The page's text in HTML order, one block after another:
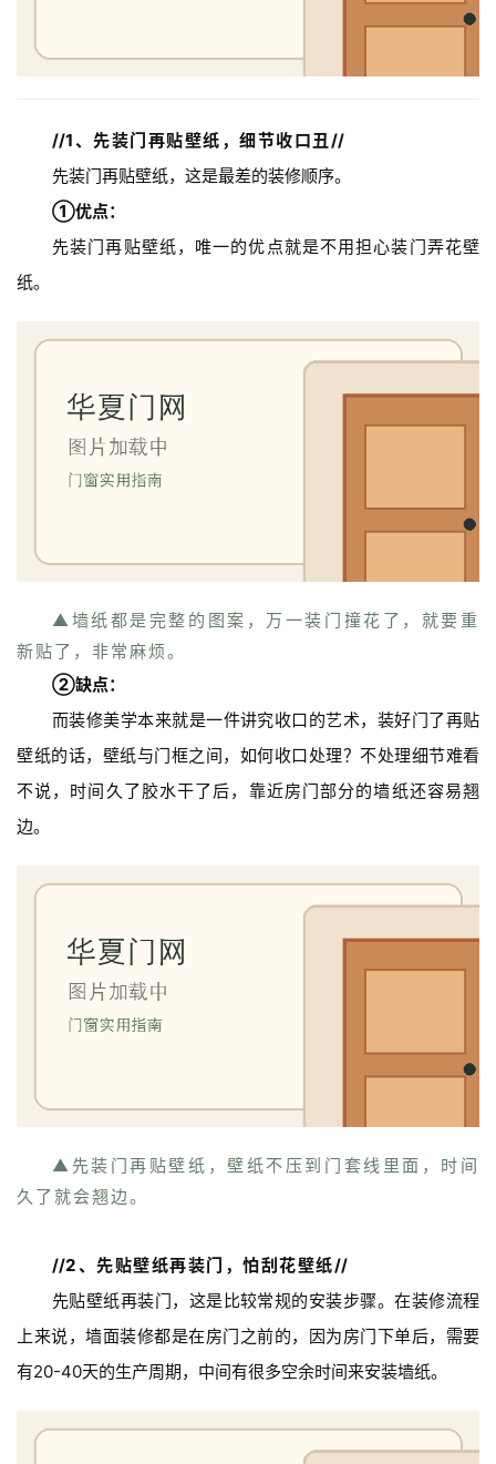
//1、先装门再贴壁纸，细节收口丑 //
先装门再贴壁纸，这是最差的装修顺序。
①优点：
先装门再贴壁纸，唯一的优点就是不用担心装门弄花壁
纸。
▲墙纸都是完整的图案，万一装门撞花了，就要重
新贴了，非常麻烦。
②缺点：
而装修美学本来就是一件讲究收口的艺术，装好门了再贴
壁纸的话，壁纸与门框之间，如何收口处理？不处理细节难看
不说，时间久了胶水干了后，靠近房门部分的墙纸还容易翘
边。
▲先装门再贴壁纸，壁纸不压到门套线里面，时间
久了就会翘边。
//2、先贴壁纸再装门，怕刮花壁纸//
先贴壁纸再装门，这是比较常规的安装步骤。在装修流程
上来说，墙面装修都是在房门之前的，因为房门下单后，需要
有20-40天的生产周期，中间有很多空余时间来安装墙纸。